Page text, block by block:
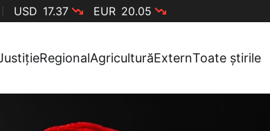
USD 17.37 EUR 20.05
RegionalAgriculturăExternToate știrile